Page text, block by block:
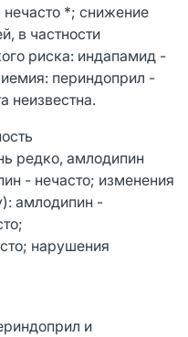
*; снижение
в частности
риска: индапамид -
периндоприл -
неизвестна.
редко, амлодипин
- нечасто; изменения
амлодипин -
нарушения
и